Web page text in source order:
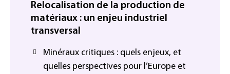
Relocalisation de la production de
matériaux : un enjeu industriel
transversal
Minéraux critiques : quels enjeux, et
quelles perspectives pour l’Europe et